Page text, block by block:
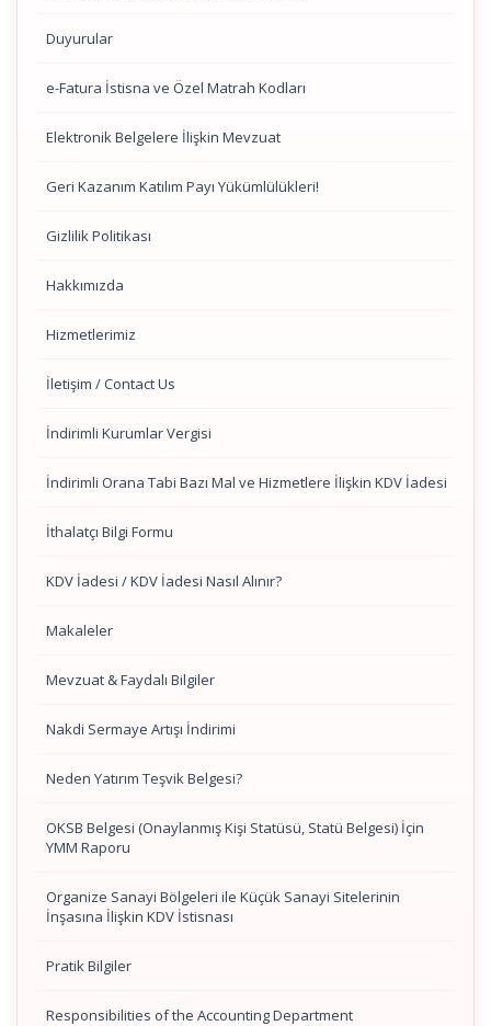
Duyurular
e-Fatura İstisna ve Özel Matrah Kodları
Elektronik Belgelere İlişkin Mevzuat
Geri Kazanım Katılım Payı Yükümlülükleri!
Gizlilik Politikası
Hakkımızda
Hizmetlerimiz
İletişim / Contact Us
İndirimli Kurumlar Vergisi
İndirimli Orana Tabi Bazı Mal ve Hizmetlere İlişkin KDV İadesi
İthalatçı Bilgi Formu
KDV İadesi / KDV İadesi Nasıl Alınır?
Makaleler
Mevzuat & Faydalı Bilgiler
Nakdi Sermaye Artışı İndirimi
Neden Yatırım Teşvik Belgesi?
OKSB Belgesi (Onaylanmış Kişi Statüsü, Statü Belgesi) İçin
YMM Raporu
Organize Sanayi Bölgeleri ile Küçük Sanayi Sitelerinin
İnşasına İlişkin KDV İstisnası
Pratik Bilgiler
Responsibilities of the Accounting Department